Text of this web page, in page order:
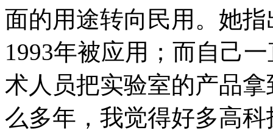
面的用途转向民用。她
1993年被应用；而自己
术人员把实验室的产品
么多年，我觉得好多高